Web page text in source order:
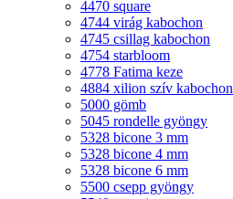
4470 square
4744 virág kabochon
4745 csillag kabochon
4754 starbloom
4778 Fatima keze
4884 xilion szív kabochon
5000 gömb
5045 rondelle gyöngy
5328 bicone 3 mm
5328 bicone 4 mm
5328 bicone 6 mm
5500 csepp gyöngy